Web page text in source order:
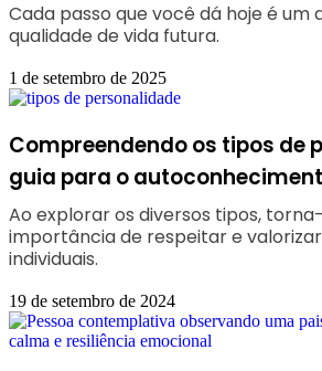
Cada passo que você dá hoje é um
qualidade de vida futura.
1 de setembro de 2025
Compreendendo os tipos de
guia para o
Ao explorar os diversos tipos,
importância de respeitar e
individuais.
19 de setembro de 2024